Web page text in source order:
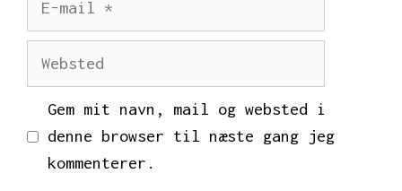
Gem mit navn, mail og websted i
denne browser til næste gang jeg
kommenterer.